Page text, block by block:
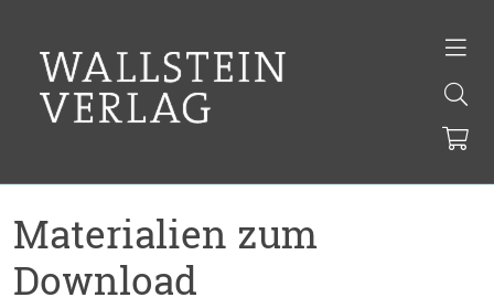
Materialien zum
Download